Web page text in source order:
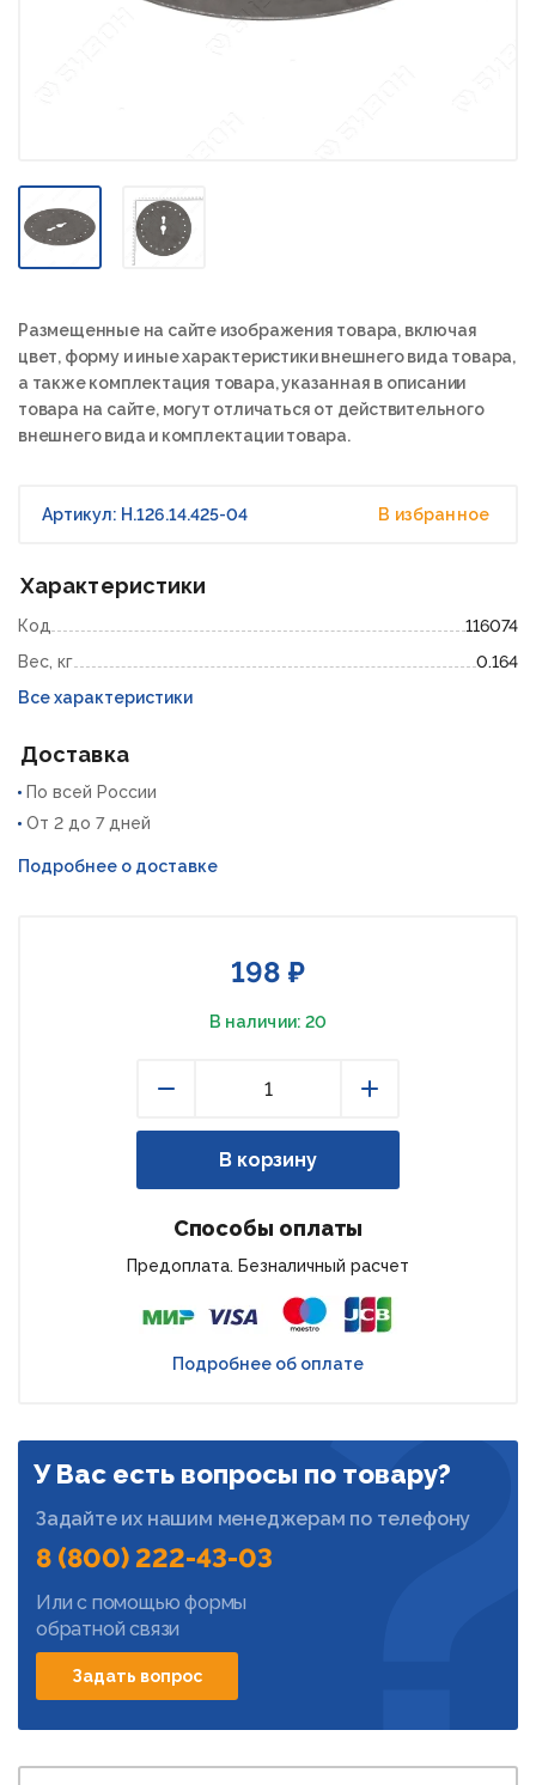
Размещенные на сайте изображения товара, включая
цвет, форму и иные характеристики внешнего вида товара,
а также комплектация товара, указанная в описании
товара на сайте, могут отличаться от действительного
внешнего вида и комплектации товара.
Артикул: Н.126.14.425-04 В избранное
Характеристики
Код
116074
Вес, кг
0.164
Все характеристики
Доставка
По всей России
От 2 до 7 дней
Подробнее о доставке
198 ₽
В наличии: 20
В корзину
Способы оплаты
Предоплата. Безналичный расчет
Подробнее об оплате
У Вас есть вопросы по товару?
Задайте их нашим менеджерам по телефону
8 (800) 222-43-03
Или с помощью формы
обратной связи
Задать вопрос